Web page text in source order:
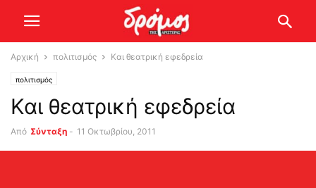
Αρχική πολιτισμός Και θεατρική εφεδρεία
πολιτισμός
Και θεατρική εφεδρεία
Από Σύνταξη - 11 Οκτωβρίου, 2011